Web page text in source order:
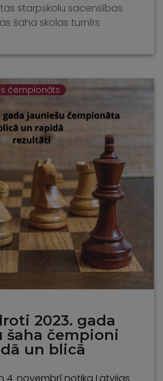
starpskolu sacensības
šaha skolas turnīrs
čempionāts
2023. gada
šaha čempioni
un blicā